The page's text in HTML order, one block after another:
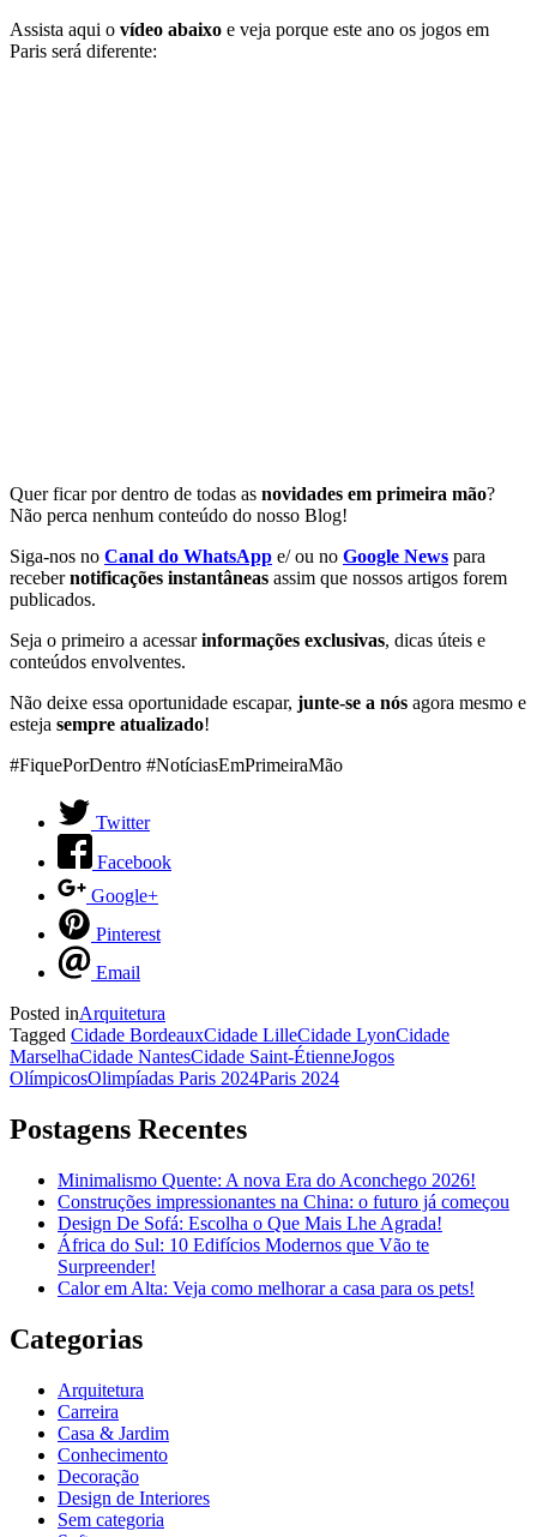
Assista aqui o vídeo abaixo e veja porque este ano os jogos em
Paris será diferente:
Quer ficar por dentro de todas as novidades em primeira mão?
Não perca nenhum conteúdo do nosso Blog!
Siga-nos no Canal do WhatsApp e/ ou no Google News para
recebernotificações instantâneas assim que nossos artigos forem
publicados.
Seja o primeiro a acessarinformações exclusivas, dicas úteis e
conteúdos envolventes.
Não deixe essa oportunidade escapar, junte-se a nós agora mesmo e
esteja sempre atualizado!
#FiquePorDentro #NotíciasEmPrimeiraMão
Twitter
Facebook
Google+
Pinterest
Email
Posted inArquitetura
Tagged Cidade BordeauxCidade LilleCidade LyonCidade
MarselhaCidade NantesCidade Saint-ÉtienneJogos
OlímpicosOlimpíadas Paris 2024Paris 2024
Postagens Recentes
Minimalismo Quente: A nova Era do Aconchego 2026!
Construções impressionantes na China: o futuro já começou
Design De Sofá: Escolha o Que Mais Lhe Agrada!
África do Sul: 10 Edifícios Modernos que Vão te
Surpreender!
Calor em Alta: Veja como melhorar a casa para os pets!
Categorias
Arquitetura
Carreira
Casa & Jardim
Conhecimento
Decoração
Design de Interiores
Sem categoria